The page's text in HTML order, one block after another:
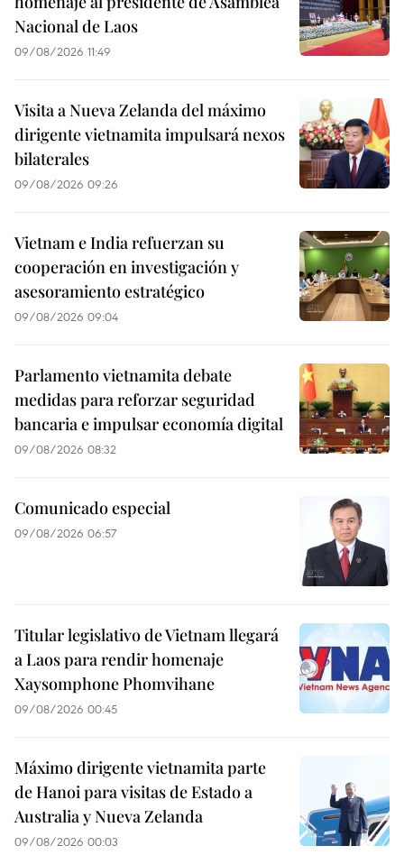
Nacional de Laos
09/08/2026 11:49
Visita a Nueva Zelanda del máximo
dirigente vietnamita impulsará nexos
bilaterales
09/08/2026 09:26
Vietnam e India refuerzan su
cooperación en investigación y
asesoramiento estratégico
09/08/2026 09:04
Parlamento vietnamita debate
medidas para reforzar seguridad
bancaria e impulsar economía digital
09/08/2026 08:32
Comunicado especial
09/08/2026 06:57
Titular legislativo de Vietnam llegará
a Laos para rendir homenaje
Xaysomphone Phomvihane
09/08/2026 00:45
Máximo dirigente vietnamita parte
de Hanoi para visitas de Estado a
Australia y Nueva Zelanda
09/08/2026 00:03